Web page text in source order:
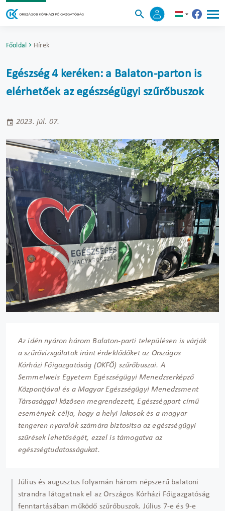
Főoldal Hírek
Egészség 4 keréken: a Balaton-parton is
elérhetőek az egészségügyi szűrőbuszok
2023. júl. 07.
Az idén nyáron három Balaton-parti településen is várják
a szűrővizsgálatok iránt érdeklődőket az Országos
Kórházi Főigazgatóság (OKFŐ) szűrőbuszai. A
Semmelweis Egyetem Egészségügyi Menedzserképző
Központjával és a Magyar Egészségügyi Menedzsment
Társasággal közösen megrendezett, Egészségpart című
események célja, hogy a helyi lakosok és a magyar
tengeren nyaralók számára biztosítsa az egészségügyi
szűrések lehetőségét, ezzel is támogatva az
egészségtudatosságukat.
Július és augusztus folyamán három népszerű balatoni
strandra látogatnak el az Országos Kórházi Főigazgatóság
fenntartásában működő szűrőbuszok. Július 7-e és 9-e